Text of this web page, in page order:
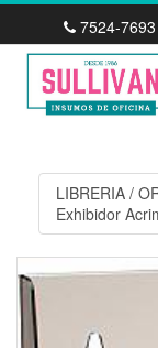
7524-7693
LIBRERIA /
Exhibidor